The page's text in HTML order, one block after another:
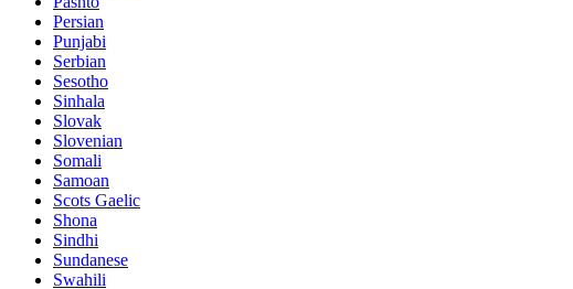
Persian
Punjabi
Serbian
Sesotho
Sinhala
Slovak
Slovenian
Somali
Samoan
Scots Gaelic
Shona
Sindhi
Sundanese
Swahili